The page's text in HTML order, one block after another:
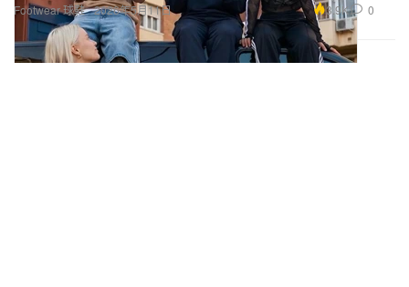
Footwear 球鞋 2026年5月11日 3.9K 0